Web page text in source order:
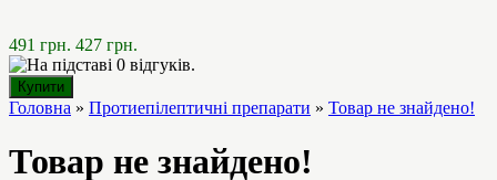
491 грн. 427 грн.
Головна » Протиепілептичні препарати » Товар не знайдено!
Товар не знайдено!